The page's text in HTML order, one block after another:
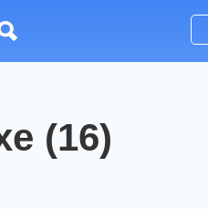
(16)